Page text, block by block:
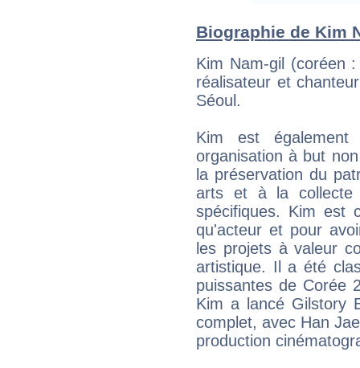
Biographie de Kim
Kim Nam-gil (coréen
réalisateur et
Séoul.
Kim est
organisation à but
la préservation du
arts et à la
spécifiques. Kim est
qu'acteur et pour
les projets à valeur
artistique. Il a été
puissantes de Corée
Kim a lancé Gilstory
complet, avec Han
production